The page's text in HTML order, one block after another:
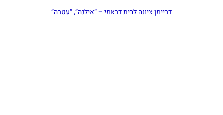
דריימן ציונה לבית דראמי – “אילנה”, “עטרה”